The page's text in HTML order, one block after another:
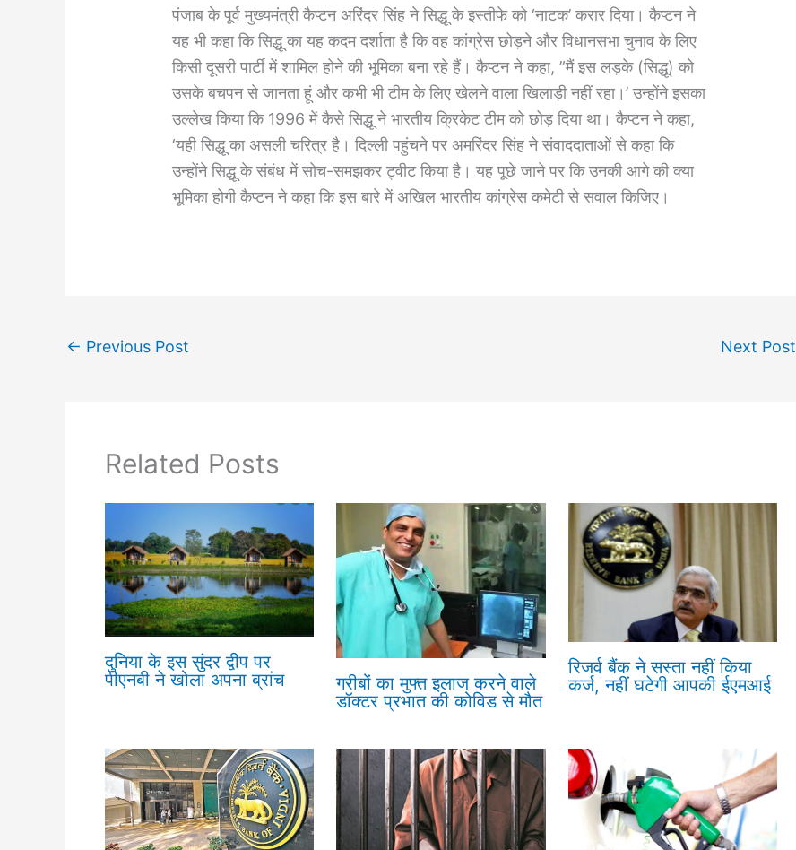
पंजाब के पूर्व मुख्यमंत्री कैप्टन अरिंदर सिंह ने सिद्धू के इस्तीफे को ‘नाटक’ करार दिया। कैप्टन ने
यह भी कहा कि सिद्धू का यह कदम दर्शाता है कि वह कांग्रेस छोड़ने और विधानसभा चुनाव के लिए
किसी दूसरी पार्टी में शामिल होने की भूमिका बना रहे हैं। कैप्टन ने कहा, ”मैं इस लड़के (सिद्धू) को
उसके बचपन से जानता हूं और कभी भी टीम के लिए खेलने वाला खिलाड़ी नहीं रहा।’ उन्होंने इसका
उल्लेख किया कि 1996 में कैसे सिद्धू ने भारतीय क्रिकेट टीम को छोड़ दिया था। कैप्टन ने कहा,
‘यही सिद्धू का असली चरित्र है। दिल्ली पहुंचने पर अमरिंदर सिंह ने संवाददाताओं से कहा कि
उन्होंने सिद्धू के संबंध में सोच-समझकर ट्वीट किया है। यह पूछे जाने पर कि उनकी आगे की क्या
भूमिका होगी कैप्टन ने कहा कि इस बारे में अखिल भारतीय कांग्रेस कमेटी से सवाल किजिए।
← Previous Post Next Post
Related Posts
दुनिया के इस सुंदर द्वीप पर
पीएनबी ने खोला अपना ब्रांच
गरीबों का मुफ्त इलाज करने वाले
डॉक्टर प्रभात की कोविड से मौत
रिजर्व बैंक ने सस्ता नहीं किया
कर्ज, नहीं घटेगी आपकी ईएमआई